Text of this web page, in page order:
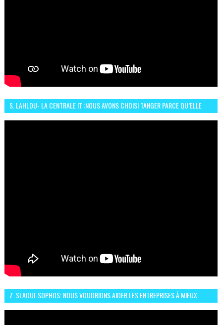
S. LAHLOU- LA CENTRALE IT :NOUS AVONS CHOISI TANGER PARCE QU’ELLE
Z. SLAOUI-SOPHOS: NOUS VOUDRIONS AIDER LES ENTREPRISES À MIEUX